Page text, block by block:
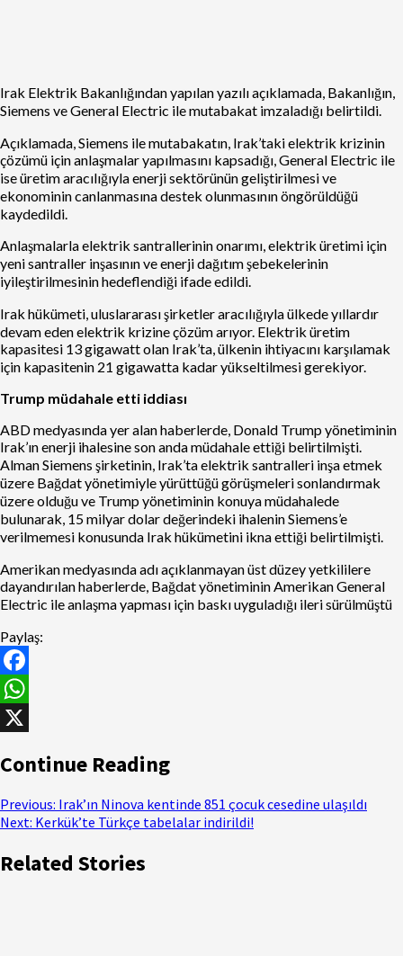
Irak Elektrik Bakanlığından yapılan yazılı açıklamada, Bakanlığın,
Siemens ve General Electric ile mutabakat imzaladığı belirtildi.
Açıklamada, Siemens ile mutabakatın, Irak’taki elektrik krizinin
çözümü için anlaşmalar yapılmasını kapsadığı, General Electric ile
ise üretim aracılığıyla enerji sektörünün geliştirilmesi ve
ekonominin canlanmasına destek olunmasının öngörüldüğü
kaydedildi.
Anlaşmalarla elektrik santrallerinin onarımı, elektrik üretimi için
yeni santraller inşasının ve enerji dağıtım şebekelerinin
iyileştirilmesinin hedeflendiği ifade edildi.
Irak hükümeti, uluslararası şirketler aracılığıyla ülkede yıllardır
devam eden elektrik krizine çözüm arıyor. Elektrik üretim
kapasitesi 13 gigawatt olan Irak’ta, ülkenin ihtiyacını karşılamak
için kapasitenin 21 gigawatta kadar yükseltilmesi gerekiyor.
Trump müdahale etti iddiası
ABD medyasında yer alan haberlerde, Donald Trump yönetiminin
Irak’ın enerji ihalesine son anda müdahale ettiği belirtilmişti.
Alman Siemens şirketinin, Irak’ta elektrik santralleri inşa etmek
üzere Bağdat yönetimiyle yürüttüğü görüşmeleri sonlandırmak
üzere olduğu ve Trump yönetiminin konuya müdahalede
bulunarak, 15 milyar dolar değerindeki ihalenin Siemens’e
verilmemesi konusunda Irak hükümetini ikna ettiği belirtilmişti.
Amerikan medyasında adı açıklanmayan üst düzey yetkililere
dayandırılan haberlerde, Bağdat yönetiminin Amerikan General
Electric ile anlaşma yapması için baskı uyguladığı ileri sürülmüştü
Paylaş:
Facebook
WhatsApp
Continue Reading
Previous: Irak’ın Ninova kentinde 851 çocuk cesedine ulaşıldı
Next: Kerkük’te Türkçe tabelalar indirildi!
Related Stories